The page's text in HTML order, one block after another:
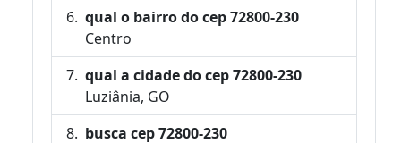
qual o bairro do cep 72800-230
Centro
qual a cidade do cep 72800-230
Luziânia, GO
busca cep 72800-230